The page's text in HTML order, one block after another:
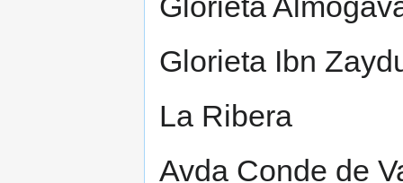
Glorieta Ibn
La Ribera
Avda Conde de